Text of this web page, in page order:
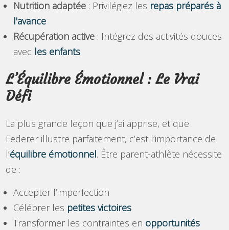
Nutrition adaptée : Privilégiez les repas préparés à
l'avance
Récupération active : Intégrez des activités douces
avec les enfants
L’Équilibre Émotionnel : Le Vrai
Défi
La plus grande leçon que j’ai apprise, et que
Federer illustre parfaitement, c’est l’importance de
l’équilibre émotionnel. Être parent-athlète nécessite
de :
Accepter l’imperfection
Célébrer les petites victoires
Transformer les contraintes en opportunités